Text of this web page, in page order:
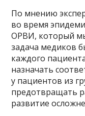
По мнению
во время
ОРВИ, который
задача медиков
каждого
назначать
у пациентов из
предотвращать
развитие